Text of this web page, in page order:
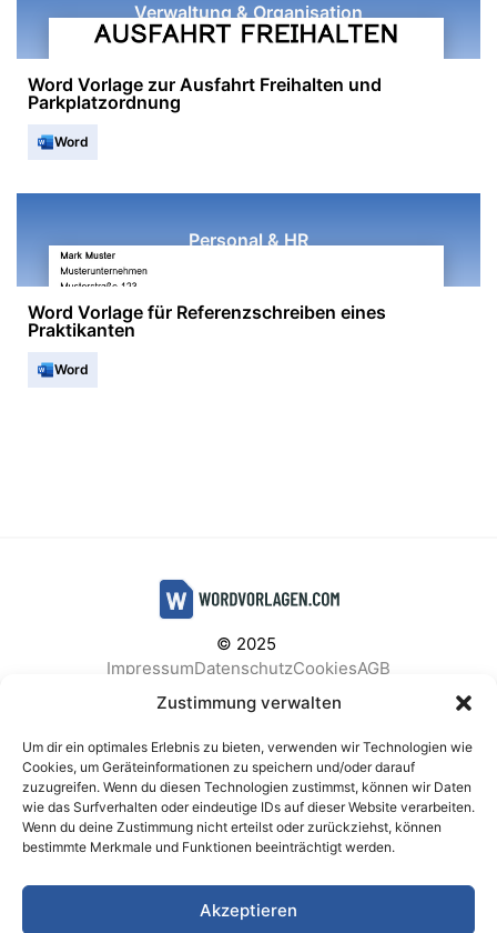
Zustimmung verwalten
Um dir ein optimales Erlebnis zu bieten, verwenden wir Technologien wie
Cookies, um Geräteinformationen zu speichern und/oder darauf
zuzugreifen. Wenn du diesen Technologien zustimmst, können wir Daten
wie das Surfverhalten oder eindeutige IDs auf dieser Website verarbeiten.
Wenn du deine Zustimmung nicht erteilst oder zurückziehst, können
bestimmte Merkmale und Funktionen beeinträchtigt werden.
Akzeptieren
Verwaltung & Organisation
Word Vorlage zur Ausfahrt Freihalten und
Parkplatzordnung
Word
Personal & HR
Word Vorlage für Referenzschreiben eines
Praktikanten
Word
© 2025
ImpressumDatenschutzCookiesAGB
Facebook
Instagram
BELIEBTE KATEGORIEN
Berichte & Analysen Business
Einkauf & Beschaffung
Gesundheit & Vorsorge